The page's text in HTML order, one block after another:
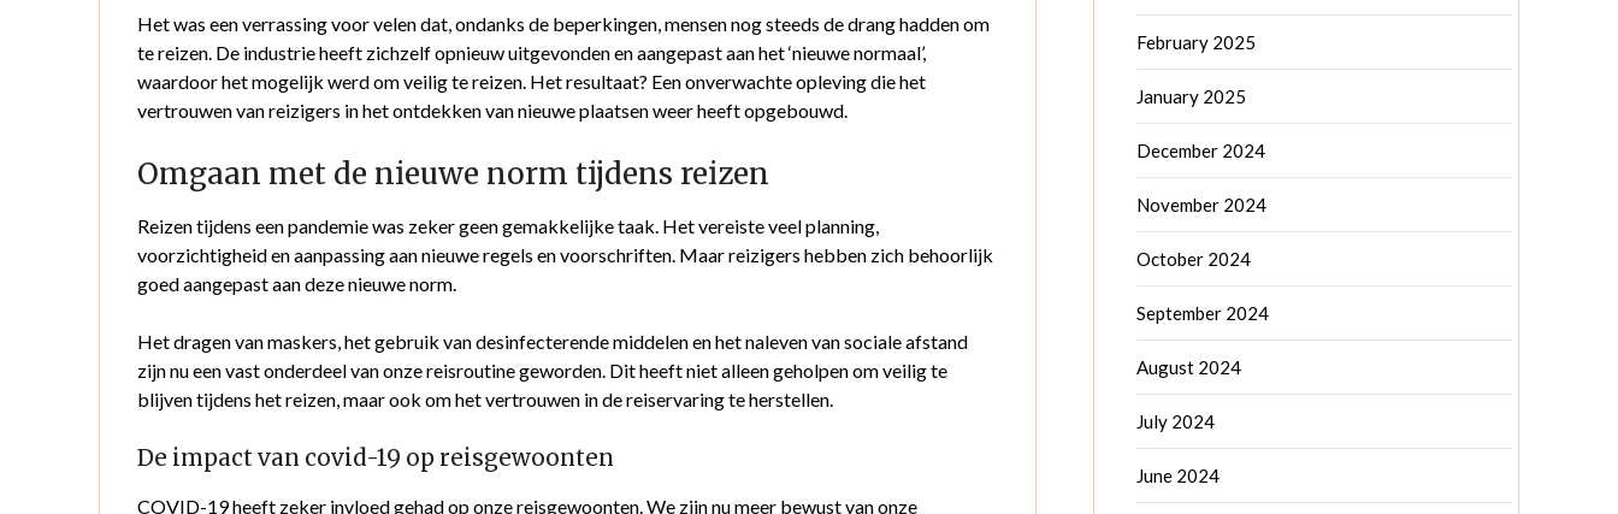
Het was een verrassing voor velen dat, ondanks de beperkingen, mensen nog steeds de drang hadden om
te reizen. De industrie heeft zichzelf opnieuw uitgevonden en aangepast aan het ‘nieuwe normaal’,
waardoor het mogelijk werd om veilig te reizen. Het resultaat? Een onverwachte opleving die het
vertrouwen van reizigers in het ontdekken van nieuwe plaatsen weer heeft opgebouwd.
Omgaan met de nieuwe norm tijdens reizen
Reizen tijdens een pandemie was zeker geen gemakkelijke taak. Het vereiste veel planning,
voorzichtigheid en aanpassing aan nieuwe regels en voorschriften. Maar reizigers hebben zich behoorlijk
goed aangepast aan deze nieuwe norm.
Het dragen van maskers, het gebruik van desinfecterende middelen en het naleven van sociale afstand
zijn nu een vast onderdeel van onze reisroutine geworden. Dit heeft niet alleen geholpen om veilig te
blijven tijdens het reizen, maar ook om het vertrouwen in de reiservaring te herstellen.
De impact van covid-19 op reisgewoonten
COVID-19 heeft zeker invloed gehad op onze reisgewoonten. We zijn nu meer bewust van onze
February 2025
January 2025
December 2024
November 2024
October 2024
September 2024
August 2024
July 2024
June 2024